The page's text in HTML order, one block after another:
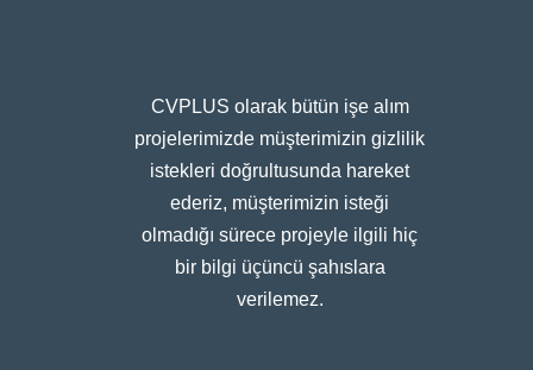
CVPLUS olarak bütün işe alım
projelerimizde müşterimizin gizlilik
istekleri doğrultusunda hareket
ederiz, müşterimizin isteği
olmadığı sürece projeyle ilgili hiç
bir bilgi üçüncü şahıslara
verilemez.